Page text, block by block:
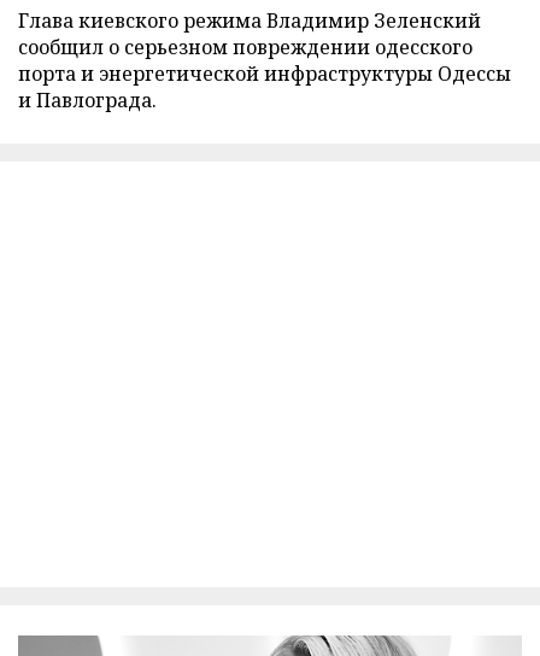
Глава киевского режима Владимир Зеленский
сообщил о серьезном повреждении одесского
порта и энергетической инфраструктуры Одессы
и Павлограда.